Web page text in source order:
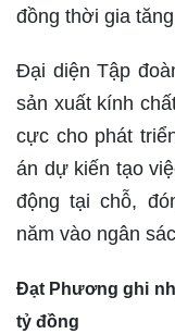
đồng thời gia
Đại diện Tập
sản xuất kính
cực cho phát
án dự kiến tạo
động tại chỗ,
năm vào ngân
Đạt Phương ghi
tỷ đồng